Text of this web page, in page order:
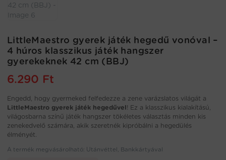
LittleMaestro gyerek játék hegedű vonóval –
4 húros klasszikus játék hangszer
gyerekeknek 42 cm (BBJ)
6.290 Ft
Engedd, hogy gyermeked felfedezze a zene varázslatos világát a
LittleMaestro gyerek játék hegedűvel! Ez a klasszikus kialakítású,
világosbarna színű játék hangszer tökéletes választás minden kis
zenekedvelő számára, akik szeretnék kipróbálni a hegedülés
élményét.
A termék megvásárolható: Utánvéttel, Bankkártyával